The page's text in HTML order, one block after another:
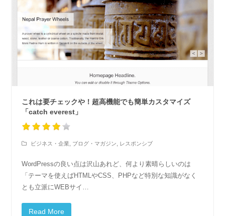
これは要チェックや！超高機能でも簡単カスタマイズ
「catch everest」
ビジネス・企業 ブログ・マガジン レスポンシブ
WordPressの良い点は沢山あれど、何より素晴らしいのは
「テーマを使えばHTMLやCSS、PHPなど特別な知識がなく
とも立派にWEBサイ…
Read More